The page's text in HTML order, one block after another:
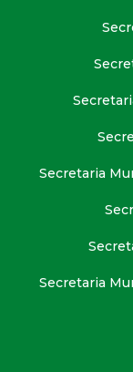
Secretaria
Secretaria